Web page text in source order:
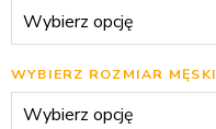
WYBIERZ ROZMIAR MĘSKI